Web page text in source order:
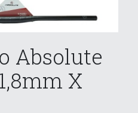
Absolute
X